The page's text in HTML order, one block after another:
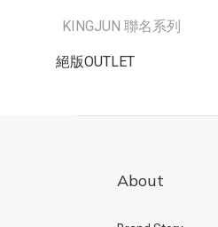
KINGJUN 聯名系列
絕版OUTLET
About